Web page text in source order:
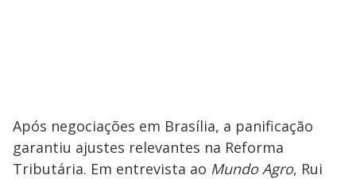
Após negociações em Brasília, a panificação
garantiu ajustes relevantes na Reforma
Tributária. Em entrevista ao Mundo Agro, Rui